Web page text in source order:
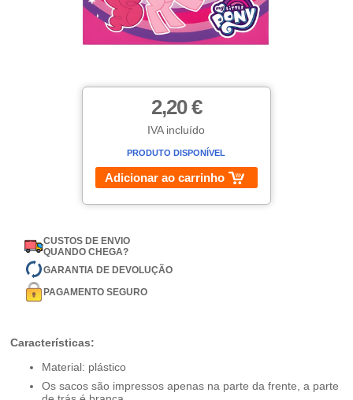
2,20 €
IVA incluído
PRODUTO DISPONÍVEL
Adicionar ao carrinho
CUSTOS DE ENVIO
QUANDO CHEGA?
GARANTIA DE DEVOLUÇÃO
PAGAMENTO SEGURO
Características:
Material: plástico
Os sacos são impressos apenas na parte da frente, a parte